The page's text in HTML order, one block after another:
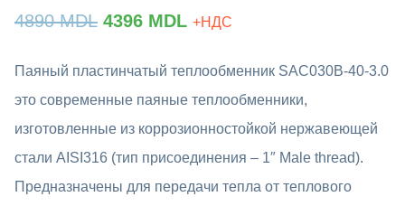
4890MDL Prețul
a
fost:
4890 MDL.
4396 MDLPrețul
este:
4396 MDL.
+НДС
Паяный пластинчатый теплообменник SAC030B-40-3.0
это современные паяные теплообменники,
изготовленные из коррозионностойкой нержавеющей
стали AISI316 (тип присоединения – 1″ Male thread).
Предназначены для передачи тепла от теплового